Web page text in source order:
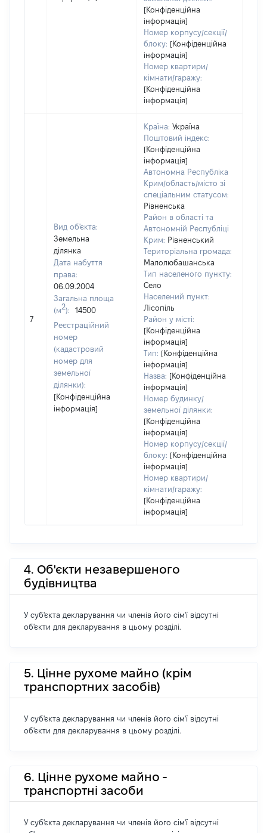
[Конфіденційна
інформація]
Номер корпусу/секції/
блоку: [Конфіденційна
інформація]
Номер квартири/
кімнати/гаражу:
[Конфіденційна
інформація]
7
Вид об'єкта:
Земельна
ділянка
Дата набуття
права:
06.09.2004
Загальна площа
(м2):
14500
Реєстраційний
номер
(кадастровий
номер для
земельної
ділянки):
[Конфіденційна
інформація]
Країна: Україна
Поштовий індекс:
[Конфіденційна
інформація]
Автономна Республіка
Крим/область/місто зі
спеціальним статусом:
Рівненська
Район в області та
Автономній Республіці
Крим: Рівненський
Територіальна громада:
Малолюбашанська
Тип населеного пункту:
Село
Населений пункт:
Лісопіль
Район у місті:
[Конфіденційна
інформація]
Тип: [Конфіденційна
інформація]
Назва: [Конфіденційна
інформація]
Номер будинку/
земельної ділянки:
[Конфіденційна
інформація]
Номер корпусу/секції/
блоку: [Конфіденційна
інформація]
Номер квартири/
кімнати/гаражу:
[Конфіденційна
інформація]
4. Об'єкти незавершеного
будівництва
У суб'єкта декларування чи членів його сім'ї відсутні
об'єкти для декларування в цьому розділі.
5. Цінне рухоме майно (крім
транспортних засобів)
У суб'єкта декларування чи членів його сім'ї відсутні
об'єкти для декларування в цьому розділі.
6. Цінне рухоме майно -
транспортні засоби
У суб'єкта декларування чи членів його сім'ї відсутні